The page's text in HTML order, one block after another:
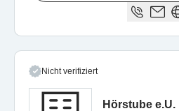
Nicht verifiziert
Hörstube e.U.